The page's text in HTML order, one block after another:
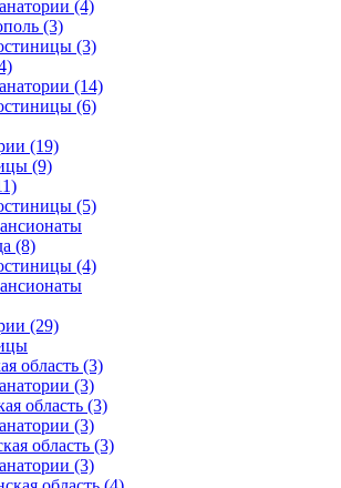
(4)
(3)
(3)
(14)
(6)
(19)
(9)
(5)
(8)
(4)
(29)
область (3)
(3)
область (3)
(3)
область (3)
(3)